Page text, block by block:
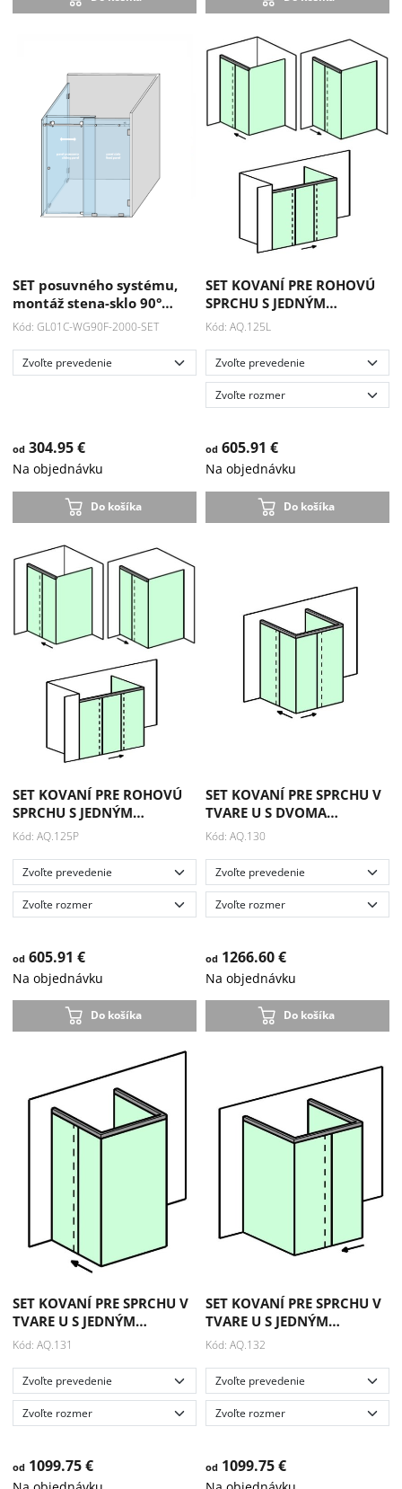
SET posuvného systému,
montáž stena-sklo 90°…
Kód: GL01C-WG90F-2000-SET
od304.95 €
Na objednávku
Do košíka
SET KOVANÍ PRE ROHOVÚ
SPRCHU S JEDNÝM…
Kód: AQ.125L
od 605.91 €
Na objednávku
Do košíka
SET KOVANÍ PRE ROHOVÚ
SPRCHU S JEDNÝM…
Kód: AQ.125P
od605.91 €
Na objednávku
Do košíka
SET KOVANÍ PRE SPRCHU V
TVARE U S DVOMA…
Kód: AQ.130
od 1266.60 €
Na objednávku
Do košíka
SET KOVANÍ PRE SPRCHU V
TVARE U S JEDNÝM…
Kód: AQ.131
od1099.75 €
SET KOVANÍ PRE SPRCHU V
TVARE U S JEDNÝM…
Kód: AQ.132
od 1099.75 €